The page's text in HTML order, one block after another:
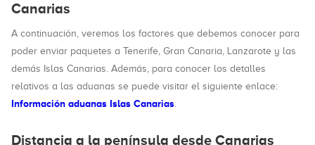
Canarias
A continuación, veremos los factores que debemos conocer para
poder enviar paquetes a Tenerife, Gran Canaria, Lanzarote y las
demás Islas Canarias. Además, para conocer los detalles
relativos a las aduanas se puede visitar el siguiente enlace:
Información aduanas Islas Canarias.
Distancia a la península desde Canarias